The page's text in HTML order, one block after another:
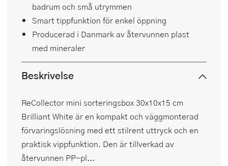
badrum och små utrymmen
Smart tippfunktion för enkel öppning
Producerad i Danmark av återvunnen plast
med mineraler
Beskrivelse
ReCollector mini sorteringsbox 30x10x15 cm
Brilliant White är en kompakt och väggmonterad
förvaringslösning med ett stilrent uttryck och en
praktisk vippfunktion. Den är tillverkad av
återvunnen PP-pl...